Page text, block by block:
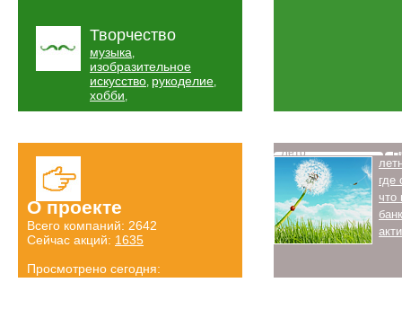
Творчество
музыка,
изобразительное
искусство, рукоделие,
хобби,
О проекте
Всего компаний: 2642
Сейчас акций: 1635
Просмотрено сегодня:
Лето
где
что